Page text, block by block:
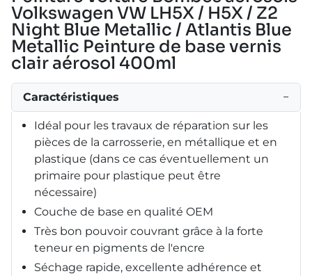
Volkswagen VW LH5X / H5X / Z2
Night Blue Metallic / Atlantis Blue
Metallic Peinture de base vernis
clair aérosol 400ml
Caractéristiques −
Idéal pour les travaux de réparation sur les
pièces de la carrosserie, en métallique et en
plastique (dans ce cas éventuellement un
primaire pour plastique peut être
nécessaire)
Couche de base en qualité OEM
Très bon pouvoir couvrant grâce à la forte
teneur en pigments de l'encre
Séchage rapide, excellente adhérence et